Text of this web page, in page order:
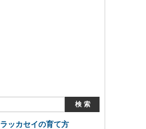
ラッカセイの育て方